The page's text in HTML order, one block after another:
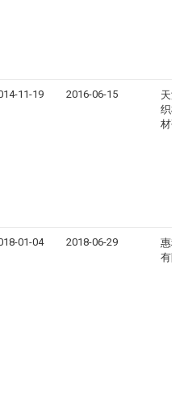
11-19 2016-06-15
天津
织机
材研
01-04 2018-06-29
惠科
有限